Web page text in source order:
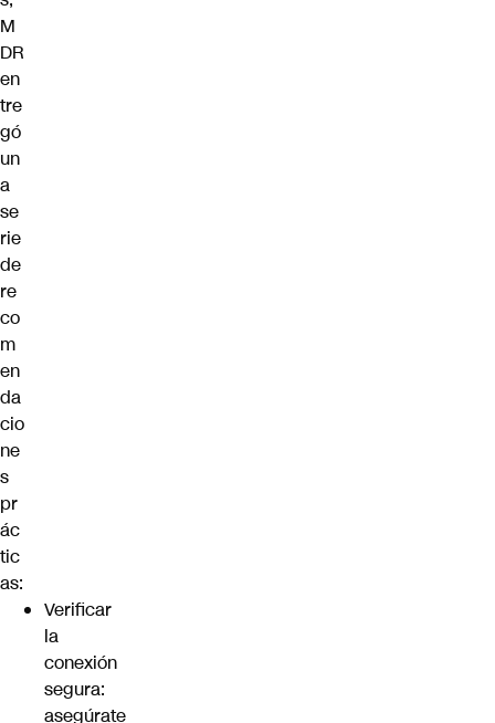
M
DR
en
tre
gó
un
a
se
rie
de
re
co
m
en
da
cio
ne
s
pr
ác
tic
as:
Verificar
la
conexión
segura:
asegúrate